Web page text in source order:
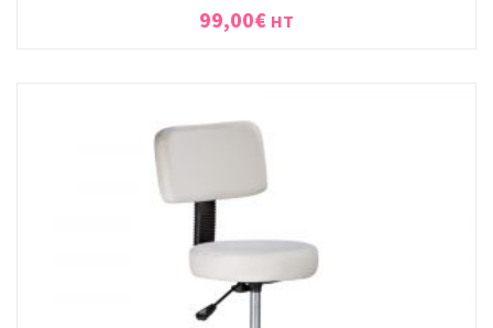
99,00€ HT